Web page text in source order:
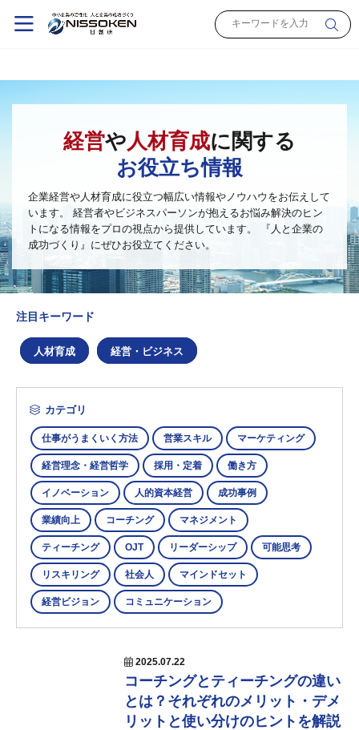
経営や人材育成に関する
お役立ち情報
企業経営や人材育成に役立つ幅広い情報やノウハウをお伝えして
います。
経営者やビジネスパーソンが抱えるお悩み解決のヒン
トになる情報をプロの視点から提供しています。
『人と企業の
成功づくり』にぜひお役立てください。
注目キーワード
人材育成 経営・ビジネス
カテゴリ
仕事がうまくいく方法 営業スキル マーケティング
経営理念・経営哲学 採用・定着 働き方
イノベーション 人的資本経営 成功事例
業績向上 コーチング マネジメント
ティーチング OJT リーダーシップ 可能思考
リスキリング 社会人 マインドセット
経営ビジョン コミュニケーション
2025.07.22
コーチングとティーチングの違い
とは？それぞれのメリット・デメ
リットと使い分けのヒントを解説